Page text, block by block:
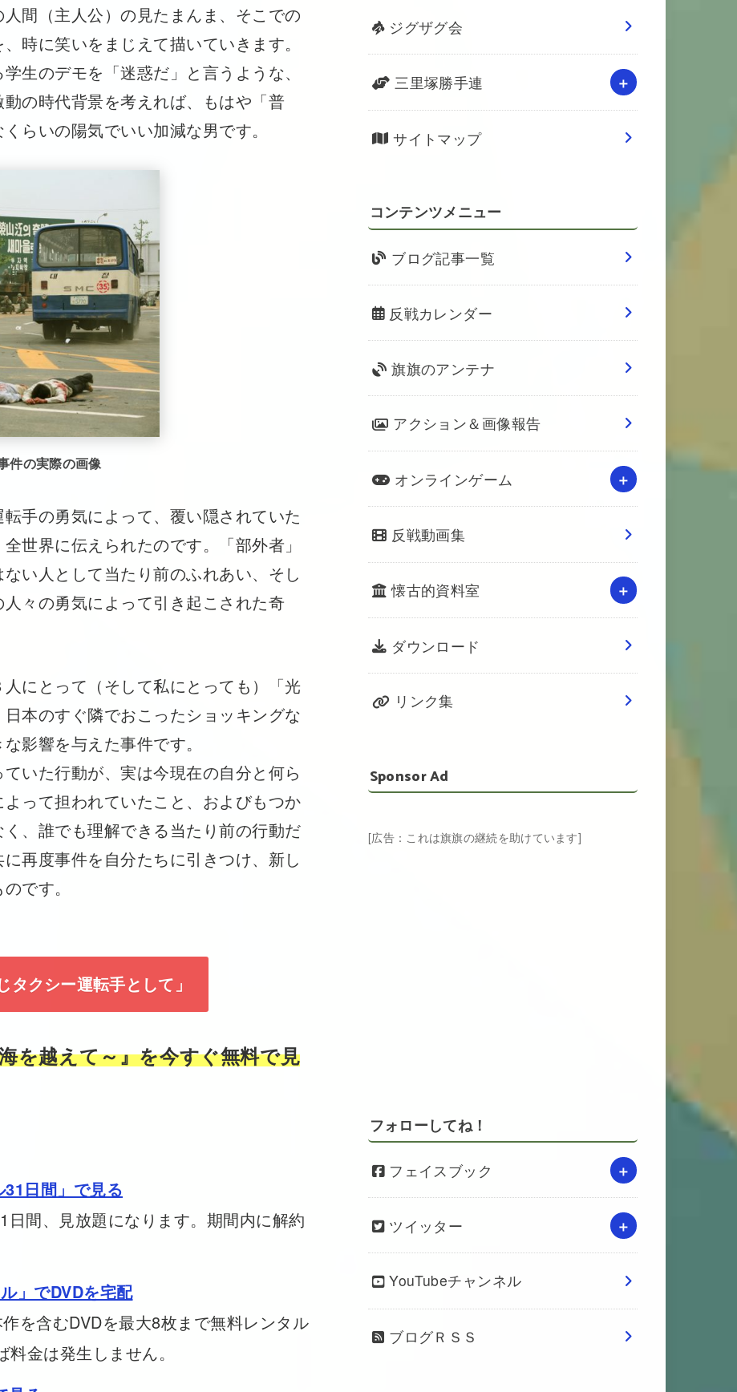
間（主人公）の見たまんま、そこでの
時に笑いをまじえて描いていきます。
生のデモを「迷惑だ」と言うような、
の時代背景を考えれば、もはや「普
らいの陽気でいい加減な男です。
件の実際の画像
手の勇気によって、覆い隠されていた
世界に伝えられたのです。「部外者」
い人として当たり前のふれあい、そし
々の勇気によって引き起こされた奇
にとって（そして私にとっても）「光
本のすぐ隣でおこったショッキングな
影響を与えた事件です。
いた行動が、実は今現在の自分と何ら
って担われていたこと、およびもつか
、誰でも理解できる当たり前の行動だ
再度事件を自分たちに引きつけ、新し
です。
クシー運転手として」
を越えて～』を今すぐ無料で見
日間」で見る
間、見放題になります。期間内に解約
」でDVDを宅配
を含むDVDを最大8枚まで無料レンタル
金は発生しません。
ジグザグ会
三里塚勝手連
サイトマップ
コンテンツメニュー
ブログ記事一覧
反戦カレンダー
旗旗のアンテナ
アクション＆画像報告
オンラインゲーム
反戦動画集
懐古的資料室
ダウンロード
リンク集
Sponsor Ad
[広告：これは旗旗の継続を助けています]
フォローしてね！
フェイスブック
ツイッター
YouTubeチャンネル
ブログＲＳＳ